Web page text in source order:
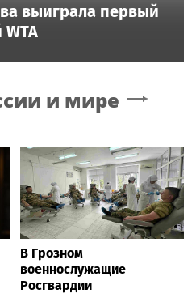
выиграла первый
и мире
В Грозном
военнослужащие
Росгвардии